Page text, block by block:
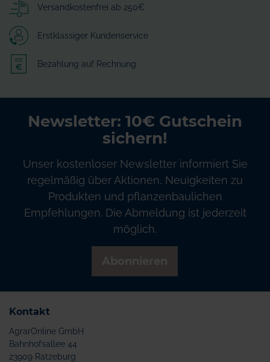
Versandkostenfrei ab 250€
Erstklassiger Kundenservice
Bezahlung auf Rechnung
Newsletter: 10€ Gutschein
sichern!
Unser kostenloser Newsletter informiert Sie
regelmäßig über Aktionen, Neuigkeiten zu
Produkten und pflanzenbaulichen
Empfehlungen. Die Abmeldung ist jederzeit
möglich.
Kontakt
AgrarOnline GmbH
Bahnhofsallee 44
23909 Ratzeburg